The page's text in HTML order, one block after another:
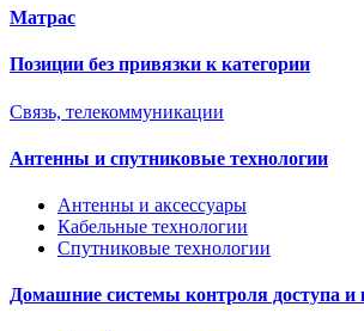
Матрас
Позиции без привязки к категории
Связь, телекоммуникации
Антенны и спутниковые технологии
Антенны и аксессуары
Кабельные технологии
Спутниковые технологии
Домашние системы контроля доступа и